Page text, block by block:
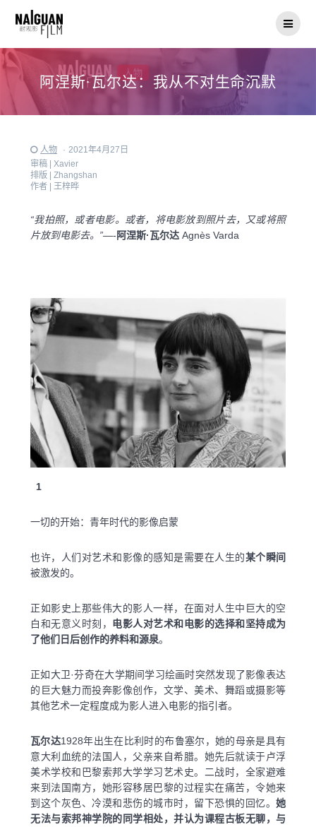
阿涅斯·瓦尔达：我从不对生命沉默
人物 · 2021年4月27日
审稿 | Xavier
排版 | Zhangshan
作者 | 王梓晔
“我拍照，或者电影。或者，将电影放到照片去，又或将照
片放到电影去。”—-阿涅斯·瓦尔达 Agnès Varda
1
一切的开始：青年时代的影像启蒙
也许，人们对艺术和影像的感知是需要在人生的某个瞬间
被激发的。
正如影史上那些伟大的影人一样，在面对人生中巨大的空
白和无意义时刻，
电影人对艺术和电影的选择和坚持成为
了他们日后创作的养料和源泉。
正如大卫·芬奇在大学期间学习绘画时突然发现了影像表达
的巨大魅力而投奔影像创作，文学、美术、舞蹈或摄影等
其他艺术一定程度成为影人进入电影的指引者。
瓦尔达1928年出生在比利时的布鲁塞尔，她的母亲是具有
意大利血统的法国人，父亲来自希腊。她先后就读于卢浮
美术学校和巴黎索邦大学学习艺术史。二战时，全家避难
来到法国南方，她形容移居巴黎的过程实在痛苦，令她来
到这个灰色、冷漠和悲伤的城市时，留下恐惧的回忆。 她
无法与索邦神学院的同学相处，并认为课程古板无聊，与